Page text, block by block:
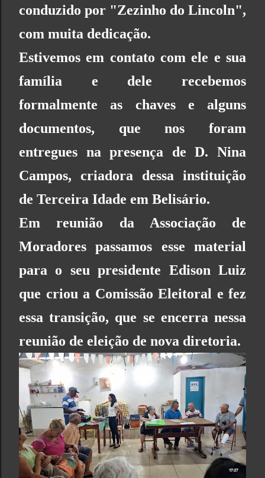
conduzido por "Zezinho do Lincoln",
com muita dedicação.
Estivemos em contato com ele e sua
família e dele recebemos
formalmente as chaves e alguns
documentos, que nos foram
entregues na presença de D. Nina
Campos, criadora dessa instituição
de Terceira Idade em Belisário.
Em reunião da Associação de
Moradores passamos esse material
para o seu presidente Edison Luiz
que criou a Comissão Eleitoral e fez
essa transição, que se encerra nessa
reunião de eleição de nova diretoria.